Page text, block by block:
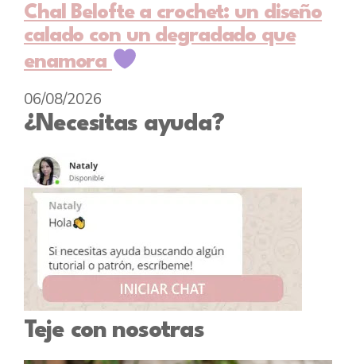
Chal Belofte a crochet: un diseño
calado con un degradado que
enamora
06/08/2026
¿Necesitas ayuda?
Teje con nosotras